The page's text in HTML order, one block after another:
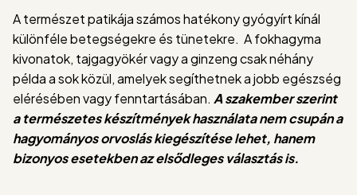
A természet patikája számos hatékony gyógyírt kínál
különféle betegségekre és tünetekre. A fokhagyma
kivonatok, tajgagyökér vagy a ginzeng csak néhány
példa a sok közül, amelyek segíthetnek a jobb egészség
elérésében vagy fenntartásában. A szakember szerint
a természetes készítmények használata nem csupán a
hagyományos orvoslás kiegészítése lehet, hanem
bizonyos esetekben az elsődleges választás is.